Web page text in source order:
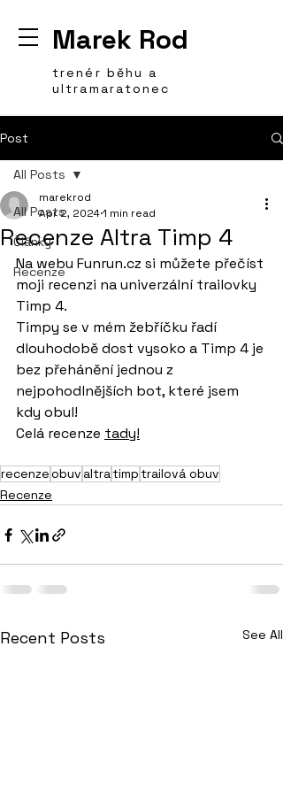
Marek Rod
trenér běhu a
ultramaratonec
Post
All Posts
Články
Recenze
All Posts
Recenze Altra Timp 4
marekrod
Apr 2, 20241 min read
Na webu Funrun.cz si můžete přečíst
moji recenzi na univerzální trailovky
Timp 4.
Timpy se v mém žebříčku řadí
dlouhodobě dost vysoko a Timp 4 je
bez přehánění jednou z
nejpohodlnějších bot, které jsem
kdy obul!
Celá recenze tady!
recenzeobuv altratimptrailová obuv
Recenze
Recent Posts See All